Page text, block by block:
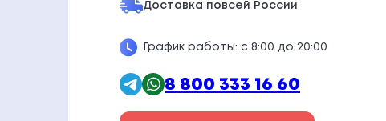
Доставка повсей России
График работы: с 8:00 до 20:00
8 800 333 16 60